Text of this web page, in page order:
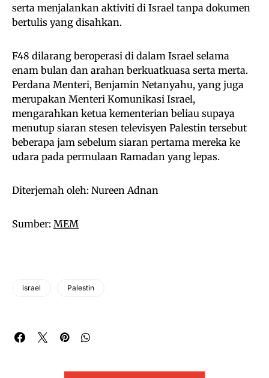
serta menjalankan aktiviti di Israel tanpa dokumen
bertulis yang disahkan.
F48 dilarang beroperasi di dalam Israel selama
enam bulan dan arahan berkuatkuasa serta merta.
Perdana Menteri, Benjamin Netanyahu, yang juga
merupakan Menteri Komunikasi Israel,
mengarahkan ketua kementerian beliau supaya
menutup siaran stesen televisyen Palestin tersebut
beberapa jam sebelum siaran pertama mereka ke
udara pada permulaan Ramadan yang lepas.
Diterjemah oleh: Nureen Adnan
Sumber: MEM
israel Palestin